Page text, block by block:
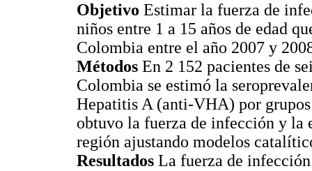
Objetivo Estimar la fuerza de
niños entre 1 a 15 años de edad
Colombia entre el año 2007 y
Métodos En 2 152 pacientes de
Colombia se estimó la
Hepatitis A (anti-VHA) por grupos
obtuvo la fuerza de infección y la
región ajustando modelos
Resultados La fuerza de